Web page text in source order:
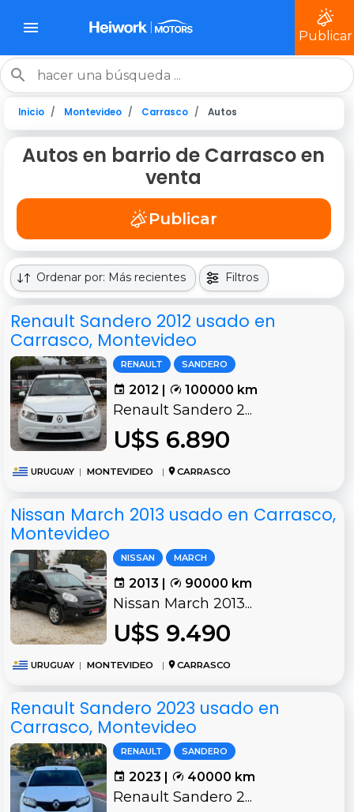
Publicar
Inicio Montevideo Carrasco Autos
Autos en barrio de Carrasco en
venta
Publicar
Ordenar por: Más recientes Filtros
Renault Sandero 2012 usado en
Carrasco, Montevideo
RENAULT SANDERO
2012 | 100000 km
Renault Sandero 2...
U$S 6.890
URUGUAY | MONTEVIDEO | CARRASCO
Nissan March 2013 usado en Carrasco,
Montevideo
NISSAN MARCH
2013 | 90000 km
Nissan March 2013...
U$S 9.490
URUGUAY | MONTEVIDEO | CARRASCO
Renault Sandero 2023 usado en
Carrasco, Montevideo
RENAULT SANDERO
2023 | 40000 km
Renault Sandero 2...